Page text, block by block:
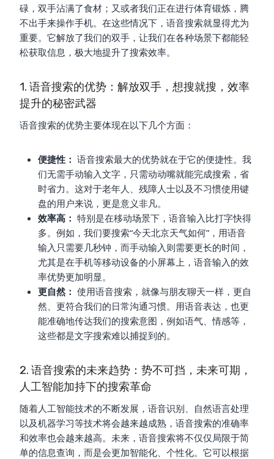
碌，双手沾满了食材；又或者我们正在进行体育锻炼，腾
不出手来操作手机。在这些情况下，语音搜索就显得尤为
重要。它解放了我们的双手，让我们在各种场景下都能轻
松获取信息，极大地提升了搜索效率。
1. 语音搜索的优势：解放双手，想搜就搜，效率
提升的秘密武器
语音搜索的优势主要体现在以下几个方面：
便捷性： 语音搜索最大的优势就在于它的便捷性。我
们无需手动输入文字，只需动动嘴就能完成搜索，省
时省力。这对于老年人、残障人士以及不习惯使用键
盘的用户来说，更是意义非凡。
效率高： 特别是在移动场景下，语音输入比打字快得
多。例如，我们要搜索“今天北京天气如何”，用语音
输入只需要几秒钟，而手动输入则需要更长的时间，
尤其是在手机等移动设备的小屏幕上，语音输入的效
率优势更加明显。
更自然： 使用语音搜索，就像与朋友聊天一样，更自
然、更符合我们的日常沟通习惯。用语音表达，也更
能准确地传达我们的搜索意图，例如语气、情感等，
这些都是文字搜索难以捕捉到的。
2. 语音搜索的未来趋势：势不可挡，未来可期，
人工智能加持下的搜索革命
随着人工智能技术的不断发展，语音识别、自然语言处理
以及机器学习等技术将会越来越成熟，语音搜索的准确率
和效率也会越来越高。未来，语音搜索将不仅仅局限于简
单的信息查询，而是会更加智能化、个性化。它可以根据